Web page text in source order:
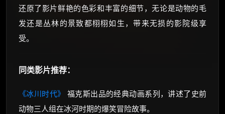
还原了影片鲜艳的色彩和丰富的细节，无论是动物的毛
发还是丛林的景致都栩栩如生，带来无损的影院级享
受。
同类影片推荐：
《冰川时代》
福克斯出品的经典动画系列，讲述了史前
动物三人组在冰河时期的爆笑冒险故事。